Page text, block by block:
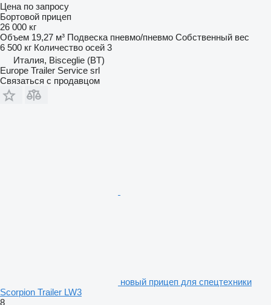
Цена по запросу
Бортовой прицеп
26 000 кг
Объем 19,27 м³ Подвеска пневмо/пневмо Собственный вес
6 500 кг Количество осей 3
Италия, Bisceglie (BT)
Europe Trailer Service srl
Связаться с продавцом
новый прицеп для спецтехники
Scorpion Trailer LW3
8